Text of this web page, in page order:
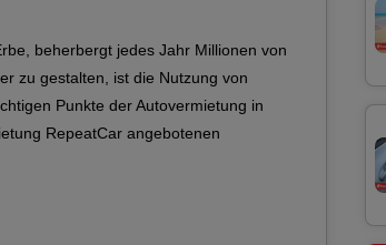
beherbergt jedes Jahr Millionen von
zu gestalten, ist die Nutzung von
Punkte der Autovermietung in
RepeatCar angebotenen